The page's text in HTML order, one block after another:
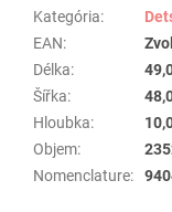
Kategória:
EAN:
Délka:
Šířka:
Hloubka:
Objem:
Nomenclature: